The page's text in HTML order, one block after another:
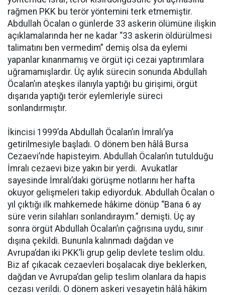
rağmen PKK bu terör yöntemini terk etmemiştir.
Abdullah Öcalan o günlerde 33 askerin ölümüne ilişkin
açıklamalarında her ne kadar “33 askerin öldürülmesi
talimatını ben vermedim” demiş olsa da eylemi
yapanlar kınanmamış ve örgüt içi cezai yaptırımlara
uğramamışlardır. Üç aylık sürecin sonunda Abdullah
Öcalan’ın ateşkes ilanıyla yaptığı bu girişimi, örgüt
dışarıda yaptığı terör eylemleriyle süreci
sonlandırmıştır.
İkincisi 1999’da Abdullah Öcalan’ın İmralı’ya
getirilmesiyle başladı. O dönem ben hâlâ Bursa
Cezaevi’nde hapisteyim. Abdullah Öcalan’ın tutulduğu
İmralı cezaevi bize yakın bir yerdi. Avukatlar
sayesinde İmralı’daki görüşme notlarını her hafta
okuyor gelişmeleri takip ediyorduk. Abdullah Öcalan o
yıl çıktığı ilk mahkemede hâkime dönüp “Bana 6 ay
süre verin silahları sonlandırayım.” demişti. Üç ay
sonra örgüt Abdullah Öcalan’ın çağrısına uydu, sınır
dışına çekildi. Bununla kalınmadı dağdan ve
Avrupa’dan iki PKK’li grup gelip devlete teslim oldu.
Biz af çıkacak cezaevleri boşalacak diye beklerken,
dağdan ve Avrupa’dan gelip teslim olanlara da hapis
cezası verildi. O dönem askeri vesayetin hâlâ hâkim